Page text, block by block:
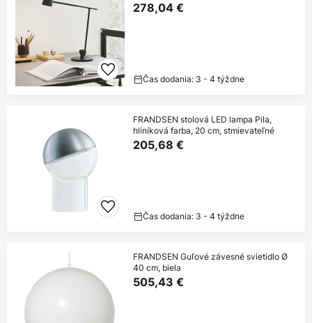
278,04 €
Čas dodania: 3 - 4 týždne
FRANDSEN stolová LED lampa Pila,
hliníková farba, 20 cm, stmievateľné
205,68 €
Čas dodania: 3 - 4 týždne
FRANDSEN Guľové závesné svietidlo Ø
40 cm, biela
505,43 €